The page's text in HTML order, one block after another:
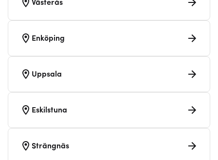
Västerås
Enköping
Uppsala
Eskilstuna
Strängnäs